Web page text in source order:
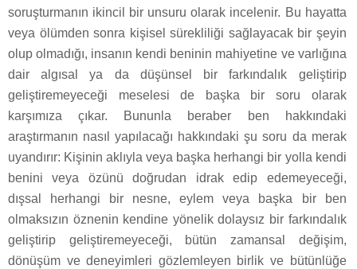
soruşturmanın ikincil bir unsuru olarak incelenir. Bu hayatta
veya ölümden sonra kişisel sürekliliği sağlayacak bir şeyin
olup olmadığı, insanın kendi beninin mahiyetine ve varlığına
dair algısal ya da düşünsel bir farkındalık geliştirip
geliştiremeyeceği meselesi de başka bir soru olarak
karşımıza çıkar. Bununla beraber ben hakkındaki
araştırmanın nasıl yapılacağı hakkındaki şu soru da merak
uyandırır: Kişinin aklıyla veya başka herhangi bir yolla kendi
benini veya özünü doğrudan idrak edip edemeyeceği,
dışsal herhangi bir nesne, eylem veya başka bir ben
olmaksızın öznenin kendine yönelik dolaysız bir farkındalık
geliştirip geliştiremeyeceği, bütün zamansal değişim,
dönüşüm ve deneyimleri gözlemleyen birlik ve bütünlüğe